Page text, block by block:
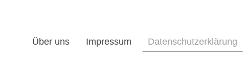
Über uns Impressum Datenschutzerklärung